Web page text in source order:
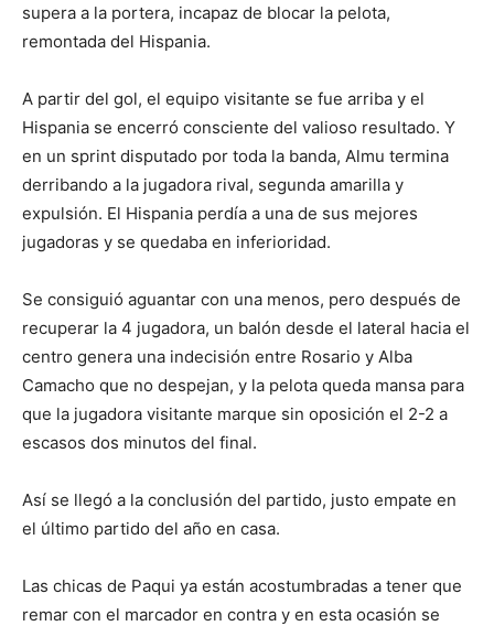
supera a la portera, incapaz de blocar la pelota,
remontada del Hispania.
A partir del gol, el equipo visitante se fue arriba y el
Hispania se encerró consciente del valioso resultado. Y
en un sprint disputado por toda la banda, Almu termina
derribando a la jugadora rival, segunda amarilla y
expulsión. El Hispania perdía a una de sus mejores
jugadoras y se quedaba en inferioridad.
Se consiguió aguantar con una menos, pero después de
recuperar la 4 jugadora, un balón desde el lateral hacia el
centro genera una indecisión entre Rosario y Alba
Camacho que no despejan, y la pelota queda mansa para
que la jugadora visitante marque sin oposición el 2-2 a
escasos dos minutos del final.
Así se llegó a la conclusión del partido, justo empate en
el último partido del año en casa.
Las chicas de Paqui ya están acostumbradas a tener que
remar con el marcador en contra y en esta ocasión se